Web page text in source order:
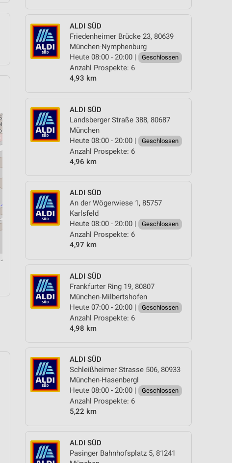
ALDI SÜD
Friedenheimer Brücke 23, 80639
München-Nymphenburg
Heute 08:00 - 20:00 |
Geschlossen
Anzahl Prospekte: 6
4,93 km
ALDI SÜD
Landsberger Straße 388, 80687
München
Heute 08:00 - 20:00 |
Geschlossen
Anzahl Prospekte: 6
4,96 km
ALDI SÜD
An der Wögerwiese 1, 85757
Karlsfeld
Heute 08:00 - 20:00 |
Geschlossen
Anzahl Prospekte: 6
4,97 km
ALDI SÜD
Frankfurter Ring 19, 80807
München-Milbertshofen
Heute 07:00 - 20:00 |
Geschlossen
Anzahl Prospekte: 6
4,98 km
ALDI SÜD
Schleißheimer Strasse 506, 80933
München-Hasenbergl
Heute 08:00 - 20:00 |
Geschlossen
Anzahl Prospekte: 6
5,22 km
ALDI SÜD
Pasinger Bahnhofsplatz 5, 81241